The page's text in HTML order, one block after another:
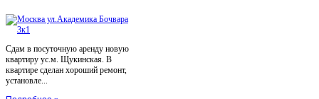
Сдам в посуточную аренду новую
квартиру ус.м. Щукинская. В
квартире сделан хороший ремонт,
установле...